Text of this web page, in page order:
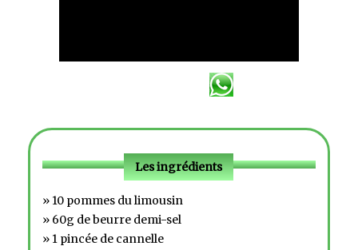
Les ingrédients
» 10 pommes du limousin
» 60g de beurre demi-sel
» 1 pincée de cannelle